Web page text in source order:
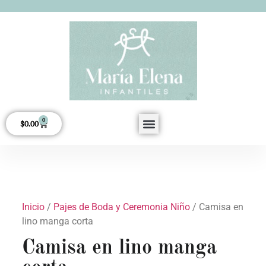
$0.00 0
Inicio/ Pajes de Boda y Ceremonia Niño/ Camisa en
lino manga corta
Camisa en lino manga